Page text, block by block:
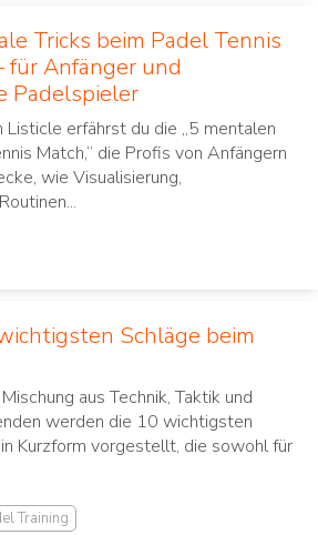
Tricks beim Padel Tennis
für Anfänger und
Padelspieler
Listicle erfährst du die „5 mentalen
Match,“ die Profis von Anfängern
wie Visualisierung,
Schläge beim
aus Technik, Taktik und
werden die 10 wichtigsten
Kurzform vorgestellt, die sowohl für
Training